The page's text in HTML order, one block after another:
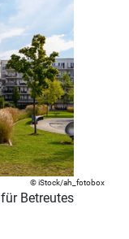
iStock/ah_fotobox
Betreutes